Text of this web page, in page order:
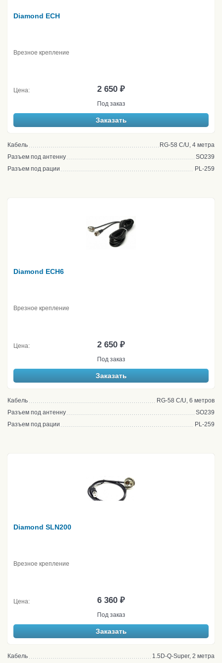
Diamond ECH
Врезное крепление
Цена: 2 650 ₽
Под заказ
Заказать
Кабель
RG-58 C/U, 4 метра
Разъем под антенну
SO239
Разъем под рации
PL-259
Diamond ECH6
Врезное крепление
Цена: 2 650 ₽
Под заказ
Заказать
Кабель
RG-58 C/U, 6 метров
Разъем под антенну
SO239
Разъем под рации
PL-259
Diamond SLN200
Врезное крепление
Цена: 6 360 ₽
Под заказ
Заказать
Кабель
1.5D-Q-Super, 2 метра